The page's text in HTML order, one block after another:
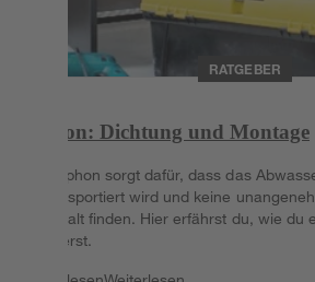
RATGEBER
Siphon: Dichtung und Montage
Der Siphon sorgt dafür, dass das
abtransportiert wird und keine
Haushalt finden. Hier erfährst du, wie du
montierst.